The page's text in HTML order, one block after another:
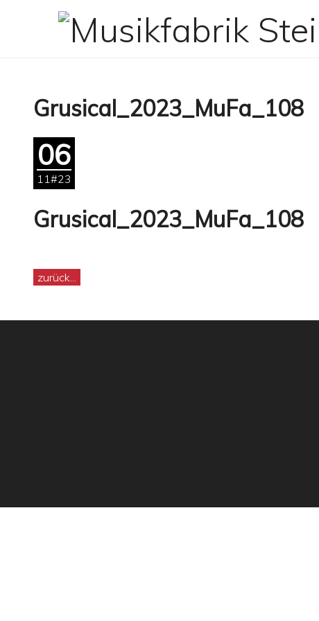
Grusical_2023_MuFa_108
06
11#23
Grusical_2023_MuFa_108
zurück...